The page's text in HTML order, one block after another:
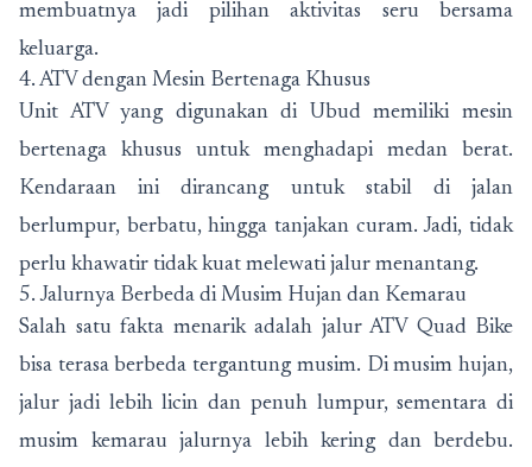
membuatnya jadi pilihan aktivitas seru bersama
keluarga.
4. ATV dengan Mesin Bertenaga Khusus
Unit ATV yang digunakan di Ubud memiliki mesin
bertenaga khusus untuk menghadapi medan berat.
Kendaraan ini dirancang untuk stabil di jalan
berlumpur, berbatu, hingga tanjakan curam. Jadi, tidak
perlu khawatir tidak kuat melewati jalur menantang.
5. Jalurnya Berbeda di Musim Hujan dan Kemarau
Salah satu fakta menarik adalah jalur ATV Quad Bike
bisa terasa berbeda tergantung musim. Di musim hujan,
jalur jadi lebih licin dan penuh lumpur, sementara di
musim kemarau jalurnya lebih kering dan berdebu.